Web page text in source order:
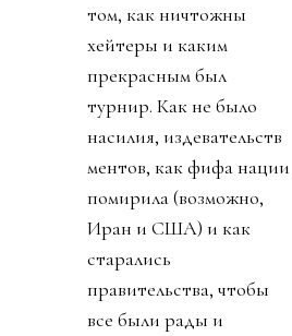
том, как ничтожны
хейтеры и каким
прекрасным был
турнир. Как не было
насилия, издевательств
ментов, как фифа нации
помирила (возможно,
Иран и США) и как
старались
правительства, чтобы
все были рады и